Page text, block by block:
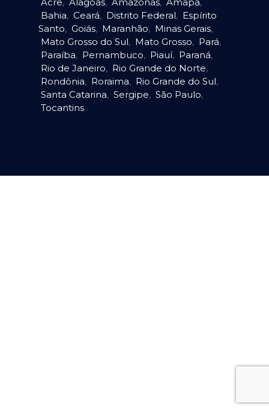
Bahia, Ceará, Distrito Federal, Espírito
Santo, Goiás, Maranhão, Minas Gerais,
Mato Grosso do Sul, Mato Grosso, Pará,
Paraíba, Pernambuco, Piauí, Paraná,
Rio de Janeiro, Rio Grande do Norte,
Rondônia, Roraima, Rio Grande do Sul,
Santa Catarina, Sergipe, São Paulo,
Tocantins.